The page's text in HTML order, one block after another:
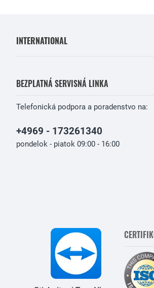
INTERNATIONAL
BEZPLATNÁ SERVISNÁ LINKA
Telefonická podpora a poradenstvo na:
+4969 - 173261340
pondelok - piatok 09:00 - 16:00